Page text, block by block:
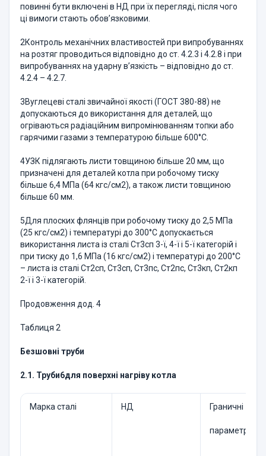
повинні бути включені в НД при їх перегляді, після чого
ці вимоги стають обов’язковими.
2Контроль механічних властивостей при випробуваннях
на розтяг проводиться відповідно до ст. 4.2.3 і 4.2.8 і при
випробуваннях на ударну в’язкість – відповідно до ст.
4.2.4 – 4.2.7.
3Вуглецеві сталі звичайної якості (ГОСТ 380-88) не
допускаються до використання для деталей, що
огріваються радіаційним випромінюванням топки або
гарячими газами з температурою більше 600°С.
4УЗК підлягають листи товщиною більше 20 мм, що
призначені для деталей котла при робочому тиску
більше 6,4 МПа (64 кгс/см2), а також листи товщиною
більше 60 мм.
5Для плоских флянців при робочому тиску до 2,5 МПа
(25 кгс/см2) і температурі до 300°С допускається
використання листа із сталі Ст3сп 3-ї, 4-ї і 5-ї категорій і
при тиску до 1,6 МПа (16 кгс/см2) і температурі до 200°С
– листа із сталі Ст2сп, Ст3сп, Ст3пс, Ст2пс, Ст3кп, Ст2кп
2-ї і 3-ї категорій.
Продовження дод. 4
Таблиця 2
Безшовні труби
2.1. Труби6для поверхні нагріву котла
Марка сталі НД Граничні
параметри